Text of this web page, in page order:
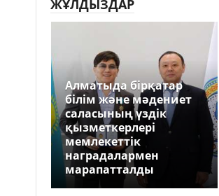
ЖҰЛДЫЗДАР
Алматыда бірқатар
білім және мәдениет
саласының үздік
қызметкерлері
мемлекеттік
наградалармен
марапатталды